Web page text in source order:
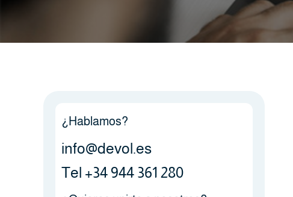
¿Hablamos?
info@devol.es
Tel +34 944 361 280